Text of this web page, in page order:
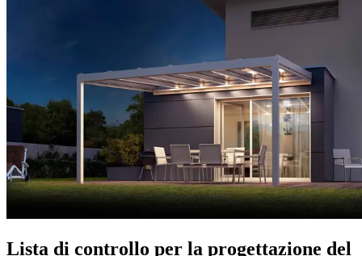
Lista di controllo per la progettazione del